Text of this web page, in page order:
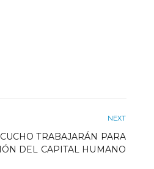
NEXT
TRABAJARÁN PARA
DEL CAPITAL HUMANO